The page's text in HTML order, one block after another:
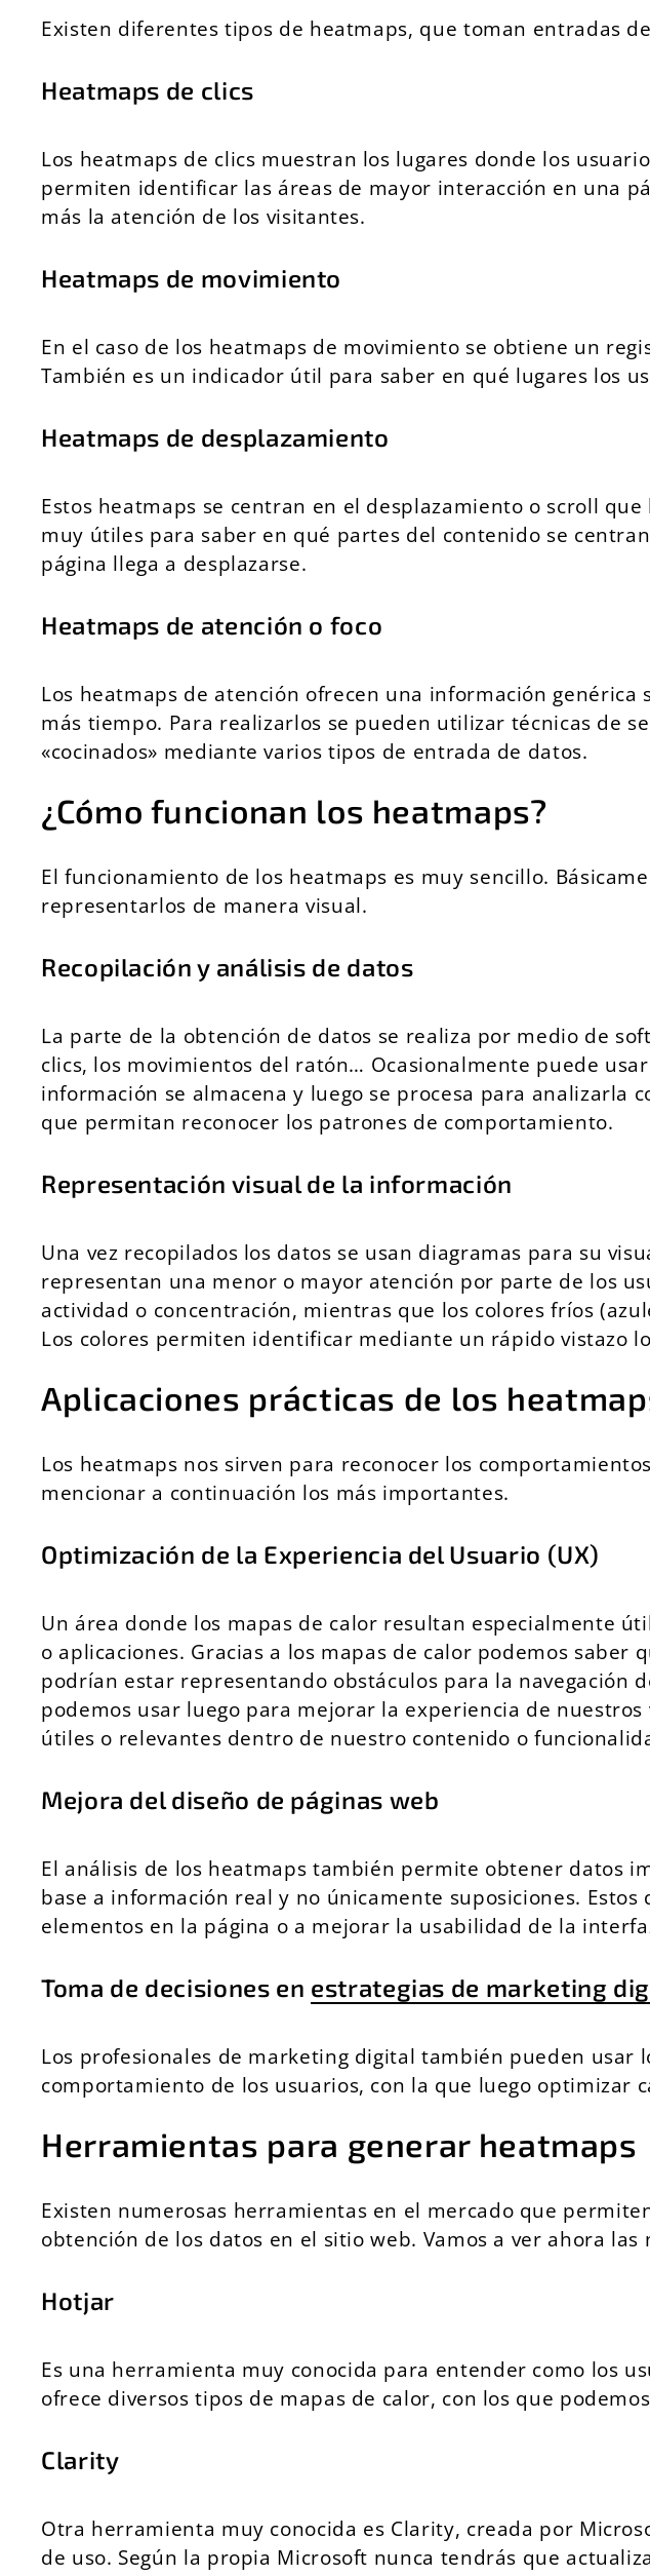
Existen diferentes tipos de heatmaps, que toman entradas
Heatmaps de clics
Los heatmaps de clics muestran los lugares donde los
permiten identificar las áreas de mayor interacción en una
más la atención de los visitantes.
Heatmaps de movimiento
En el caso de los heatmaps de movimiento se obtiene un
También es un indicador útil para saber en qué lugares los
Heatmaps de desplazamiento
Estos heatmaps se centran en el desplazamiento o scroll
muy útiles para saber en qué partes del contenido se
página llega a desplazarse.
Heatmaps de atención o foco
Los heatmaps de atención ofrecen una información
más tiempo. Para realizarlos se pueden utilizar técnicas de
«cocinados» mediante varios tipos de entrada de datos.
¿Cómo funcionan los heatmaps?
El funcionamiento de los heatmaps es muy sencillo.
representarlos de manera visual.
Recopilación y análisis de datos
La parte de la obtención de datos se realiza por medio de
clics, los movimientos del ratón… Ocasionalmente puede
información se almacena y luego se procesa para
que permitan reconocer los patrones de comportamiento.
Representación visual de la información
Una vez recopilados los datos se usan diagramas para su
representan una menor o mayor atención por parte de los
actividad o concentración, mientras que los colores fríos
Los colores permiten identificar mediante un rápido vistazo
Aplicaciones prácticas de los
Los heatmaps nos sirven para reconocer los
mencionar a continuación los más importantes.
Optimización de la Experiencia del Usuario (UX)
Un área donde los mapas de calor resultan especialmente
o aplicaciones. Gracias a los mapas de calor podemos
podrían estar representando obstáculos para la navegación
podemos usar luego para mejorar la experiencia de
útiles o relevantes dentro de nuestro contenido o
Mejora del diseño de páginas web
El análisis de los heatmaps también permite obtener datos
base a información real y no únicamente suposiciones.
elementos en la página o a mejorar la usabilidad de la
Toma de decisiones en estrategias de marketing
Los profesionales de marketing digital también pueden
comportamiento de los usuarios, con la que luego optimizar
Herramientas para generar heatmaps
Existen numerosas herramientas en el mercado que
obtención de los datos en el sitio web. Vamos a ver ahora las
Hotjar
Es una herramienta muy conocida para entender como los
ofrece diversos tipos de mapas de calor, con los que
Clarity
Otra herramienta muy conocida es Clarity, creada por
de uso. Según la propia Microsoft nunca tendrás que